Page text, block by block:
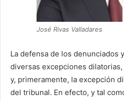
José Rivas Valladares
La defensa de los denunciados
diversas excepciones
y, primeramente, la excepción
del tribunal. En efecto, y tal